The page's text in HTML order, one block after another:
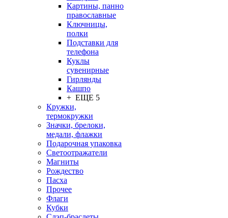
Картины, панно
православные
Ключницы,
полки
Подставки для
телефона
Куклы
сувенирные
Гирлянды
Кашпо
+ ЕЩЕ 5
Кружки,
термокружки
Значки, брелоки,
медали, флажки
Подарочная упаковка
Светоотражатели
Магниты
Рождество
Пасха
Прочее
Флаги
Кубки